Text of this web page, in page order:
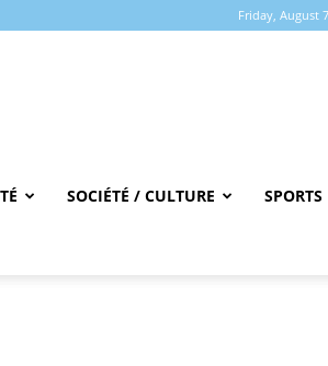
Friday, August
SOCIÉTÉ / CULTURE SPORTS